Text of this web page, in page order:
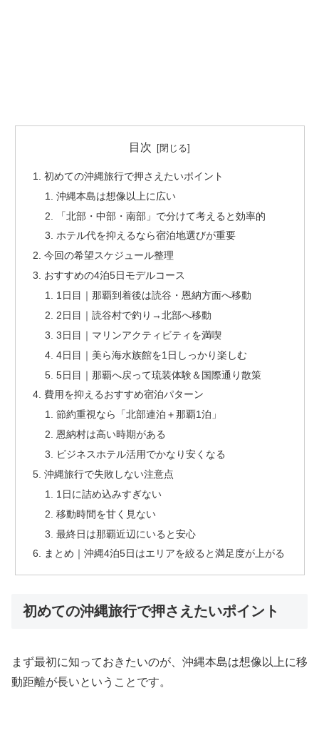
目次
初めての沖縄旅行で押さえたいポイント
沖縄本島は想像以上に広い
「北部・中部・南部」で分けて考えると効率的
ホテル代を抑えるなら宿泊地選びが重要
今回の希望スケジュール整理
おすすめの4泊5日モデルコース
1日目｜那覇到着後は読谷・恩納方面へ移動
2日目｜読谷村で釣り→北部へ移動
3日目｜マリンアクティビティを満喫
4日目｜美ら海水族館を1日しっかり楽しむ
5日目｜那覇へ戻って琉装体験＆国際通り散策
費用を抑えるおすすめ宿泊パターン
節約重視なら「北部連泊＋那覇1泊」
恩納村は高い時期がある
ビジネスホテル活用でかなり安くなる
沖縄旅行で失敗しない注意点
1日に詰め込みすぎない
移動時間を甘く見ない
最終日は那覇近辺にいると安心
まとめ｜沖縄4泊5日はエリアを絞ると満足度が上がる
初めての沖縄旅行で押さえたいポイント
まず最初に知っておきたいのが、沖縄本島は想像以上に移
動距離が長いということです。